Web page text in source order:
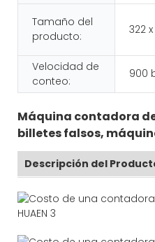
Tamaño del
producto:
322
Velocidad de
conteo:
900
Máquina contadora
billetes falsos,
Descripción del